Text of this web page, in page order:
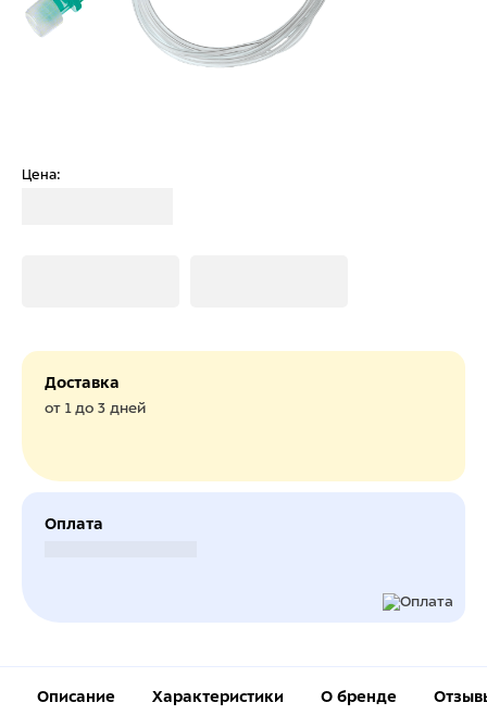
Цена:
Доставка
от 1 до 3 дней
Оплата
Описание Характеристики О бренде